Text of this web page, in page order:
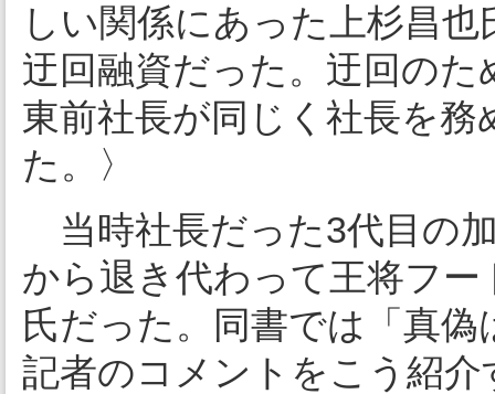
しい関係にあった上杉昌
迂回融資だった。迂回の
東前社長が同じく社長を
た。〉
当時社長だった3代目の
から退き代わって王将フ
氏だった。同書では「真
記者のコメントをこう紹介